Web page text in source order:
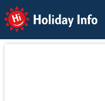
Holiday Info